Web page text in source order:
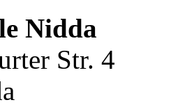
Nidda
Str. 4